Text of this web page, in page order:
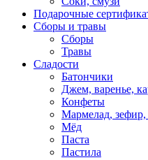
Подарочные
Сборы и травы
Сборы
Травы
Сладости
Батончики
Джем, варенье,
Конфеты
Мармелад, зефир,
Мёд
Паста
Пастила